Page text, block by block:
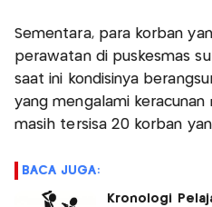
Sementara, para korban
perawatan di puskesmas
saat ini kondisinya
yang mengalami keracunan
masih tersisa 20 korban
BACA JUGA:
Kronologi